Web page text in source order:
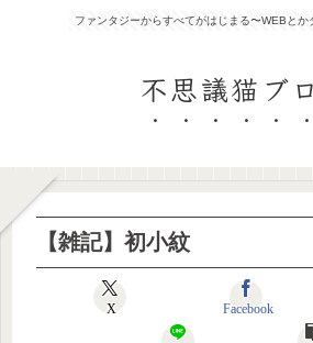
ファンタジーからすべてがはじまる〜WEBとか
不思議猫ブ
【雑記】初小紋
X Facebook